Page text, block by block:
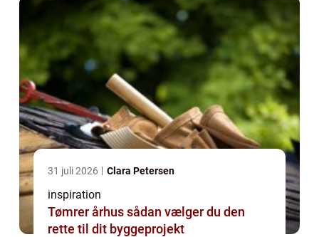
31 juli 2026 Clara Petersen
inspiration
Tømrer århus sådan vælger du den
rette til dit byggeprojekt